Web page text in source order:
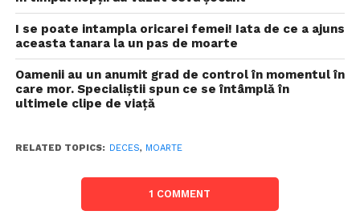
I se poate intampla oricarei femei! Iata de ce a ajuns
aceasta tanara la un pas de moarte
Oamenii au un anumit grad de control în momentul în
care mor. Specialiștii spun ce se întâmplă în
ultimele clipe de viață
RELATED TOPICS: DECES, MOARTE
1 COMMENT